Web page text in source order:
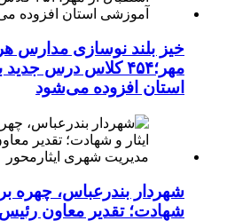
خیز بلند نوسازی مدارس
مهر؛۴۵۴ کلاس درس
استان افزوده می‌شود
شهردار بندرعباس، چهره
شهادت؛ تقدیر معاون